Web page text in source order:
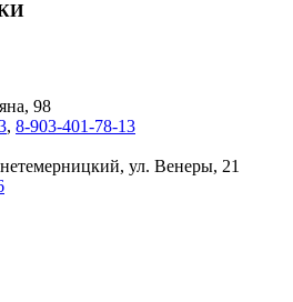
98
, 8-903-401-78-13
ул. Венеры, 21